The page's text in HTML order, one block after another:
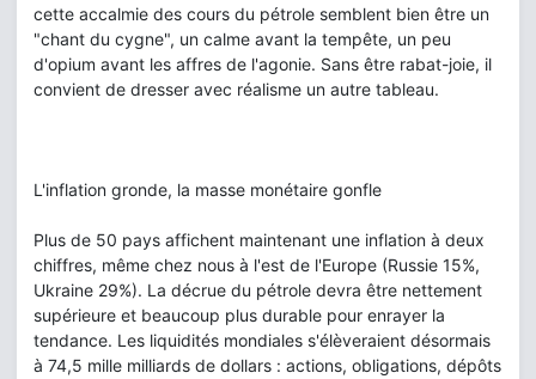
cette accalmie des cours du pétrole semblent bien être un
"chant du cygne", un calme avant la tempête, un peu
d'opium avant les affres de l'agonie. Sans être rabat-joie, il
convient de dresser avec réalisme un autre tableau.
L'inflation gronde, la masse monétaire gonfle
Plus de 50 pays affichent maintenant une inflation à deux
chiffres, même chez nous à l'est de l'Europe (Russie 15%,
Ukraine 29%). La décrue du pétrole devra être nettement
supérieure et beaucoup plus durable pour enrayer la
tendance. Les liquidités mondiales s'élèveraient désormais
à 74,5 mille milliards de dollars : actions, obligations, dépôts